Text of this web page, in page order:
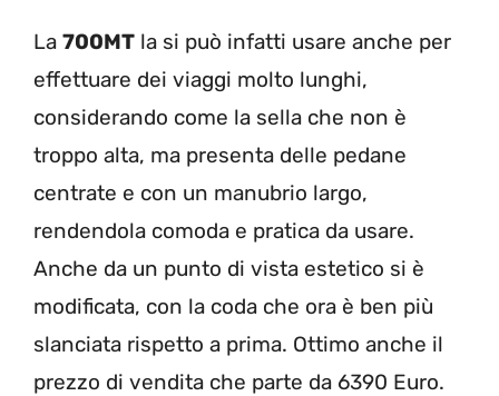
La 700MT la si può infatti usare anche per
effettuare dei viaggi molto lunghi,
considerando come la sella che non è
troppo alta, ma presenta delle pedane
centrate e con un manubrio largo,
rendendola comoda e pratica da usare.
Anche da un punto di vista estetico si è
modificata, con la coda che ora è ben più
slanciata rispetto a prima. Ottimo anche il
prezzo di vendita che parte da 6390 Euro.